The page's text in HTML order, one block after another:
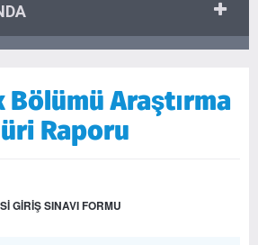
Araştırma
Raporu
GİRİŞ SINAVI FORMU